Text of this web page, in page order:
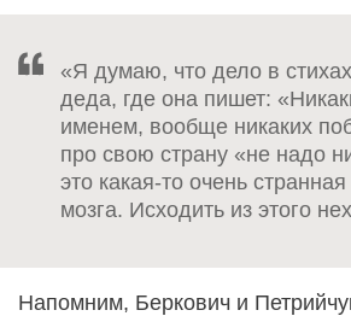
«Я думаю, что дело в
деда, где она пишет:
именем, вообще никаких
про свою страну «не надо
это какая-то очень
мозга. Исходить из этого
Напомним, Беркович и